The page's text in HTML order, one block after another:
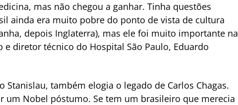
mas não chegou a ganhar. Tinha questões
ainda era muito pobre do ponto de vista de cultura
depois Inglaterra), mas ele foi muito importante na
diretor técnico do Hospital São Paulo, Eduardo
também elogia o legado de Carlos Chagas.
um Nobel póstumo. Se tem um brasileiro que merecia